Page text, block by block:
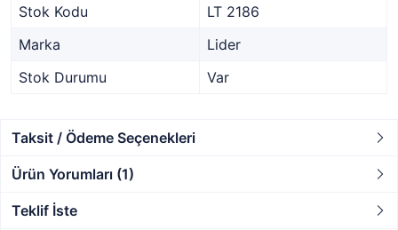
Stok Kodu
LT 2186
Marka
Lider
Stok Durumu
Var
Taksit / Ödeme Seçenekleri
Ürün Yorumları (1)
Teklif İste